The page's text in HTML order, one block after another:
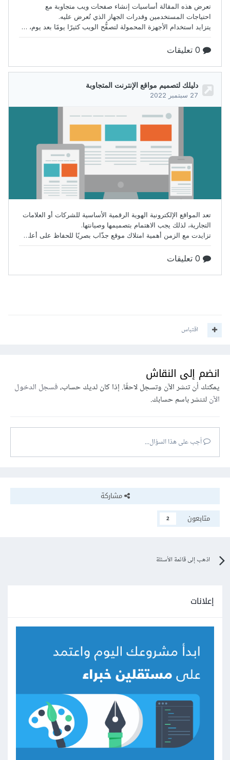
اقتباس
انضم إلى النقاش
يمكنك أن تنشر الآن وتسجل لاحقًا. إذا كان لديك حساب،فسجل الدخول
الآنلتنشر باسم حسابك.
أجب على هذا السؤال...
مشاركة
متابعون
2
اذهب إلى قائمة الأسئلة
إعلانات